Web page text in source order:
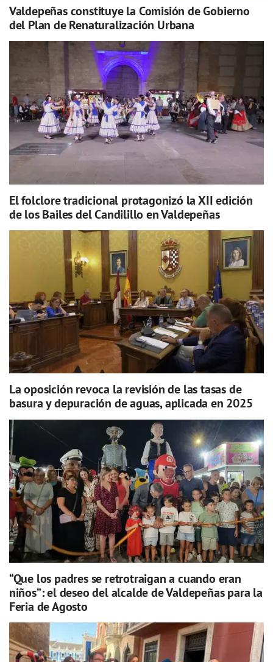
Valdepeñas constituye la Comisión de Gobierno
del Plan de Renaturalización Urbana
El folclore tradicional protagonizó la XII edición
de los Bailes del Candilillo en Valdepeñas
La oposición revoca la revisión de las tasas de
basura y depuración de aguas, aplicada en 2025
“Que los padres se retrotraigan a cuando eran
niños”: el deseo del alcalde de Valdepeñas para la
Feria de Agosto